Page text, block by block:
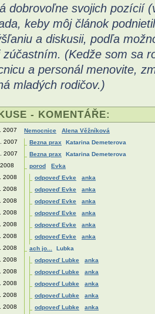
dobrovoľne svojich pozícií
keby môj článok
a diskusii, podľa
zúčastním. (Kedže som sa
a personál menovite,
mladých rodičov.)
- KOMENTÁŘE:
2007 Nemocnice
Alena Věžníková
2007
Bezna prax
Katarina Demeterova
2007
Bezna prax
Katarina Demeterova
porod
Evka
2008
odpoveď Evke
anka
2008
odpoveď Evke
anka
2008
odpoveď Evke
anka
2008
odpoveď Evke
anka
2008
odpoveď Evke
anka
2008
odpoveď Evke
anka
2008
ach jo...
Lubka
2008
odpoveď Lubke
anka
2008
odpoveď Lubke
anka
2008
odpoveď Lubke
anka
2008
odpoveď Lubke
anka
2008
odpoveď Lubke
anka